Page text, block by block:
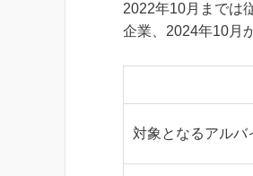
2022年10月までは
企業、2024年10月
対象となるアルバ